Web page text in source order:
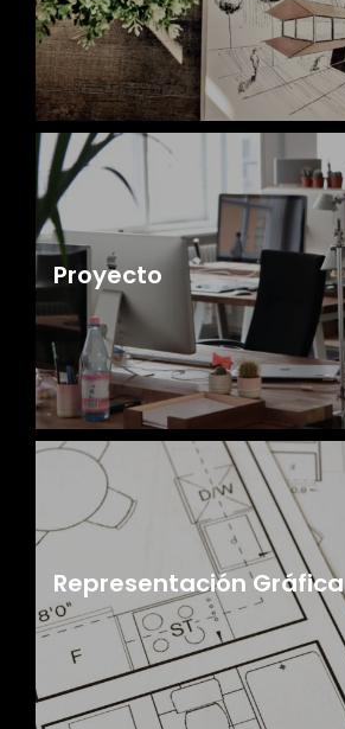
Proyecto
Representación Gráfica